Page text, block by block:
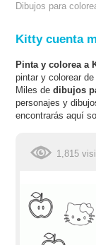
Dibujos para
Kitty cuenta
Pinta y colorea a
pintar y colorear
Miles dedibujos
personajes y
encontrarás aquí
1,815